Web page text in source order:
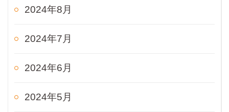
2024年8月
2024年7月
2024年6月
2024年5月